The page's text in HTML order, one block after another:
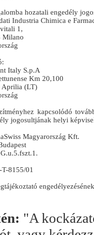
hozatali engedély
Industria Chimica e
1,
Milano
Italy S.p.A
Km 20,100
Aprilia (LT)
kapcsolódó
jogosultjának helyi
Magyarország Kft.
8155/01
"A